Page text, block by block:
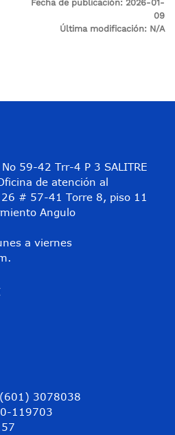
Fecha de publicación: 2026-01-
09
Última modificación: N/A
59-42 Trr-4 P 3 SALITRE
de atención al
# 57-41 Torre 8, piso 11
Angulo
a viernes
3078038
119703